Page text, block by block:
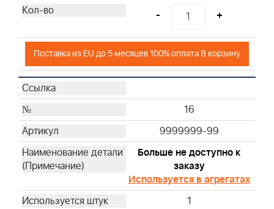
- +
Поставка из EU до 5 месяцев 100% оплата В корзину
16
9999999-99
Больше не доступно к
заказу
Используется в агрегатах
1